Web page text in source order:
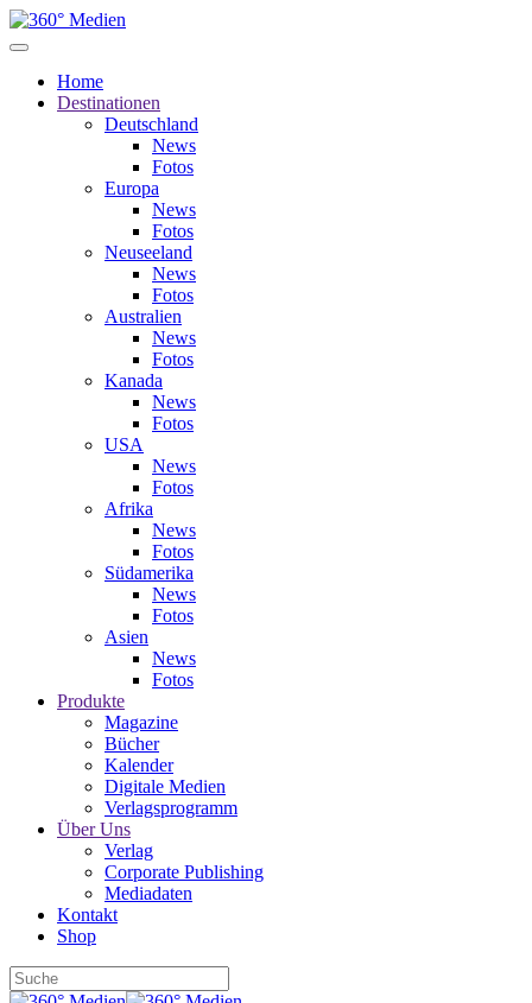
Home
Destinationen
Deutschland
News
Fotos
Europa
News
Fotos
Neuseeland
News
Fotos
Australien
News
Fotos
Kanada
News
Fotos
USA
News
Fotos
Afrika
News
Fotos
Südamerika
News
Fotos
Asien
News
Fotos
Produkte
Magazine
Bücher
Kalender
Digitale Medien
Verlagsprogramm
Über Uns
Verlag
Corporate Publishing
Mediadaten
Kontakt
Shop